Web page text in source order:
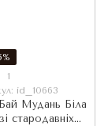
1
id_10663
Мудань Біла
стародавніх